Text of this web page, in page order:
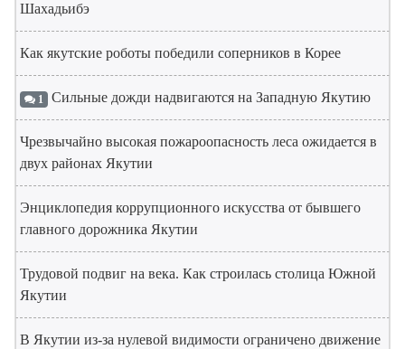
Шахадьибэ
Как якутские роботы победили соперников в Корее
1 Сильные дожди надвигаются на Западную Якутию
Чрезвычайно высокая пожароопасность леса ожидается в
двух районах Якутии
Энциклопедия коррупционного искусства от бывшего
главного дорожника Якутии
Трудовой подвиг на века. Как строилась столица Южной
Якутии
В Якутии из-за нулевой видимости ограничено движение